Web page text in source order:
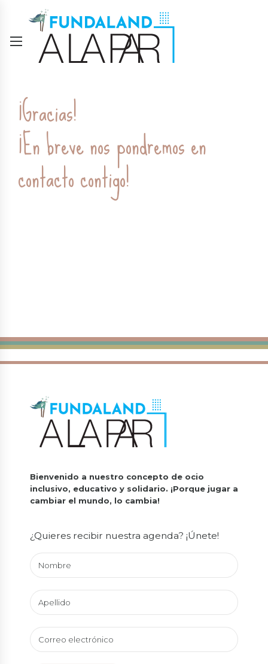
¡Gracias!
¡En breve nos pondremos en
contacto contigo!
Bienvenido a nuestro concepto de ocio
inclusivo, educativo y solidario. ¡Porque jugar a
cambiar el mundo, lo cambia!
¿Quieres recibir nuestra agenda? ¡Únete!